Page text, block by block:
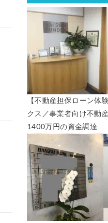
【不動産担保ローン体
クス／事業者向け不動
1400万円の資金調達